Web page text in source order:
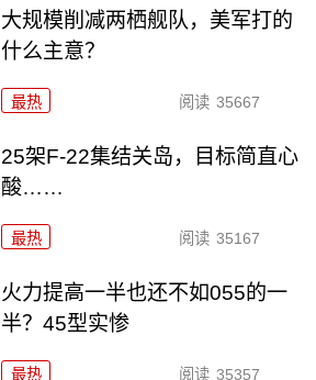
大规模削减两栖舰队，美军打的
什么主意？
最热 阅读 35667
25架F-22集结关岛，目标简直心
酸……
最热 阅读 35167
火力提高一半也还不如055的一
半？45型实惨
最热 阅读 35357